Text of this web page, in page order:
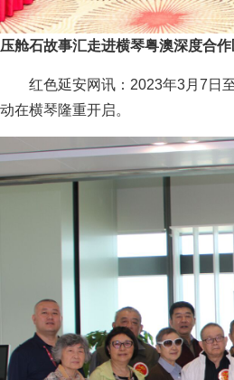
压舱石故事汇走进横琴粤澳深度合作
红色延安网讯：2023年3月7日
动在横琴隆重开启。